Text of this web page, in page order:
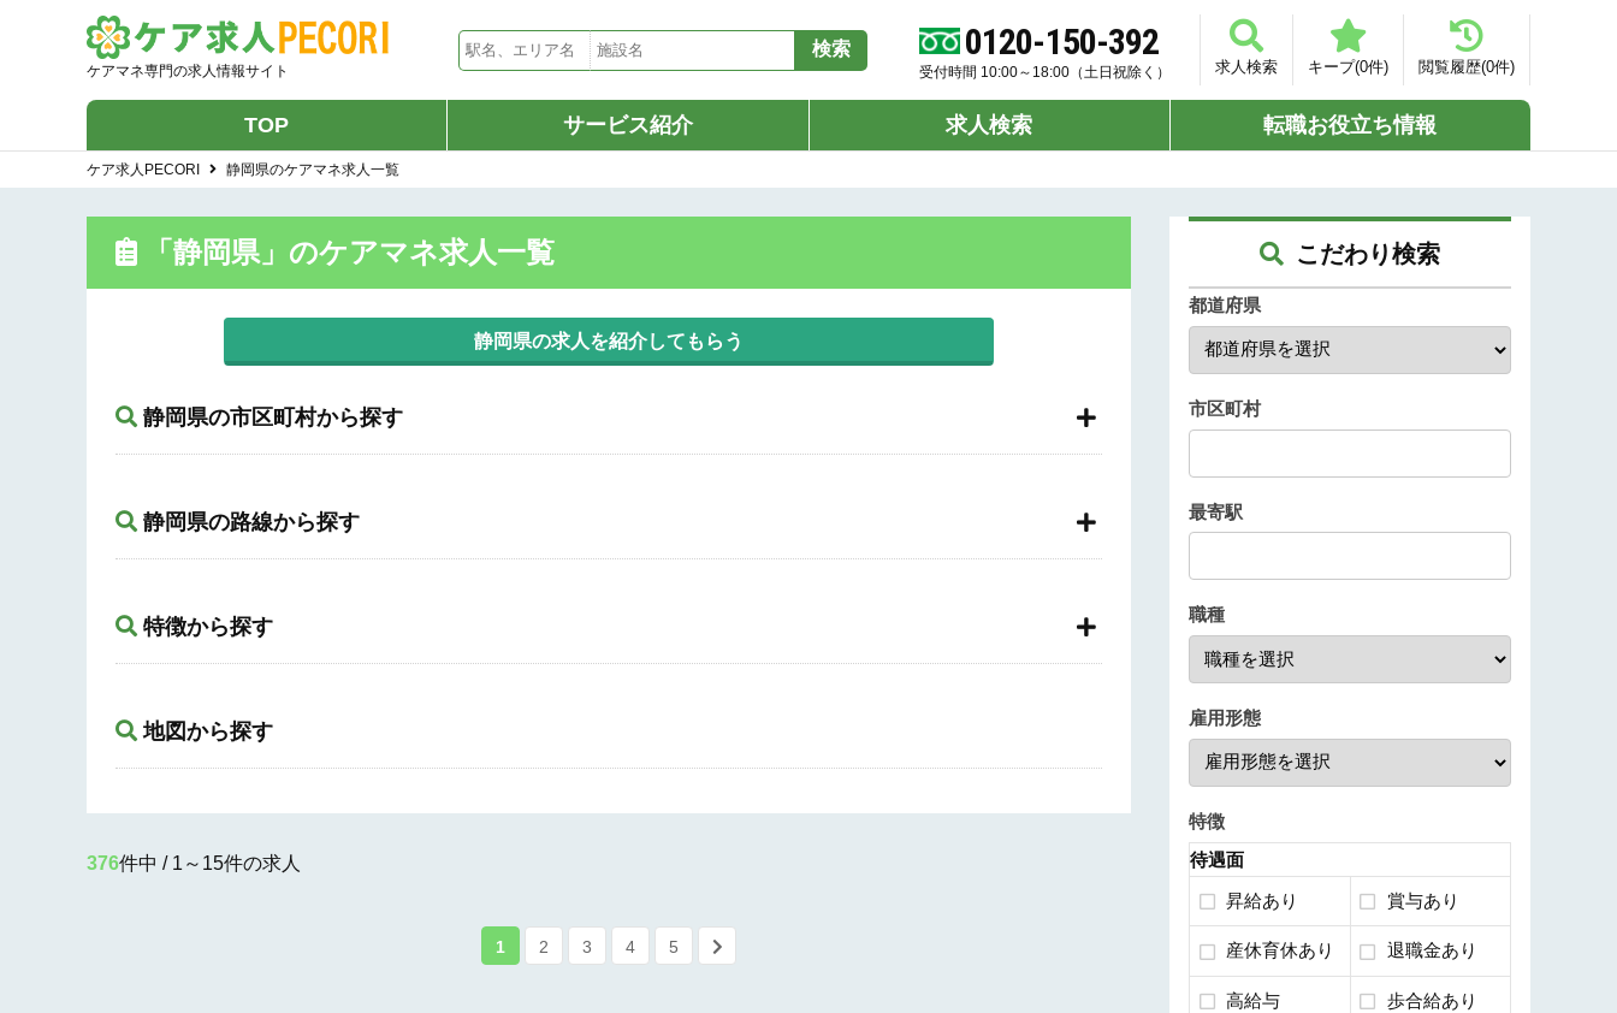
ケアマネ専門の求人情報サイト
0120-150-392
受付時間 10:00～18:00（土日祝除く） 求人検索 キープ(0件) 閲覧履歴(0件)
TOP サービス紹介 求人検索 転職お役立ち情報
ケア求人PECORI 静岡県のケアマネ求人一覧
「静岡県」のケアマネ求人一覧
静岡県の求人を紹介してもらう
静岡県の市区町村から探す
静岡県の路線から探す
特徴から探す
地図から探す
376件中 / 1～15件の求人
1 2 3 4 5
こだわり検索
都道府県
市区町村
最寄駅
職種
雇用形態
特徴
待遇面
昇給あり 賞与あり
産休育休あり 退職金あり
高給与 歩合給あり